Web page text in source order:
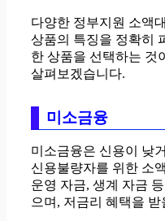
다양한 정부지원 소액
상품의 특징을 정확히
한 상품을 선택하는 것
살펴보겠습니다.
미소금융
미소금융은 신용이 낮
신용불량자를 위한 소
운영 자금, 생계 자금
으며, 저금리 혜택을